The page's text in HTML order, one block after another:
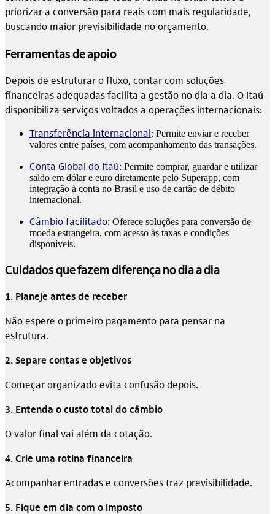
priorizar a conversão para reais com mais regularidade,
buscando maior previsibilidade no orçamento.
Ferramentas de apoio
Depois de estruturar o fluxo, contar com soluções
financeiras adequadas facilita a gestão no dia a dia. O Itaú
disponibiliza serviços voltados a operações internacionais:
Transferência internacional: Permite enviar e receber
valores entre países, com acompanhamento das transações.
Conta Global do Itaú: Permite comprar, guardar e utilizar
saldo em dólar e euro diretamente pelo Superapp, com
integração à conta no Brasil e uso de cartão de débito
internacional.
Câmbio facilitado: Oferece soluções para conversão de
moeda estrangeira, com acesso às taxas e condições
disponíveis.
Cuidados que fazem diferença no dia a dia
1. Planeje antes de receber
Não espere o primeiro pagamento para pensar na
estrutura.
2. Separe contas e objetivos
Começar organizado evita confusão depois.
3. Entenda o custo total do câmbio
O valor final vai além da cotação.
4. Crie uma rotina financeira
Acompanhar entradas e conversões traz previsibilidade.
5. Fique em dia com o imposto